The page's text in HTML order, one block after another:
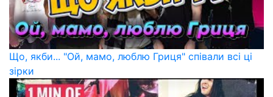
Що, якби... "Ой, мамо, люблю Гриця" співали всі ці
зірки